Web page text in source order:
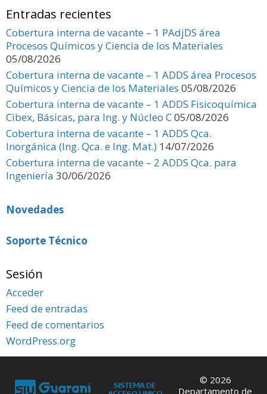
Entradas recientes
Cobertura interna de vacante – 1 PAdjDS área
Procesos Químicos y Ciencia de los Materiales
05/08/2026
Cobertura interna de vacante – 1 ADDS área Procesos
Químicos y Ciencia de los Materiales 05/08/2026
Cobertura interna de vacante – 1 ADDS Fisicoquímica
Cibex, Básicas, para Ing. y Núcleo C05/08/2026
Cobertura interna de vacante – 1 ADDS Qca.
Inorgánica (Ing. Qca. e Ing. Mat.) 14/07/2026
Cobertura interna de vacante – 2 ADDS Qca. para
Ingeniería 30/06/2026
Novedades
Soporte Técnico
Sesión
Acceder
Feed de entradas
Feed de comentarios
WordPress.org
© 2026
Departamento de